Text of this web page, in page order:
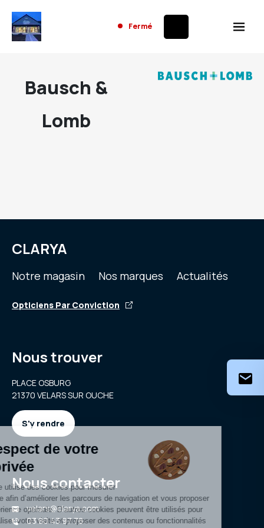
Fermé
Bausch &
Lomb
CLARYA
Notre magasin Nos marques Actualités
Opticiens Par Conviction
Nous trouver
PLACE OSBURG
21370 VELARS SUR OUCHE
S'y rendre
Nous contacter
velars@clarya.com
03 80 43 97 78